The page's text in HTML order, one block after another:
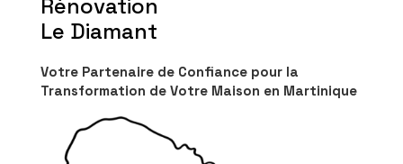
Rénovation
Le Diamant
Votre Partenaire de Confiance pour la
Transformation de Votre Maison en Martinique